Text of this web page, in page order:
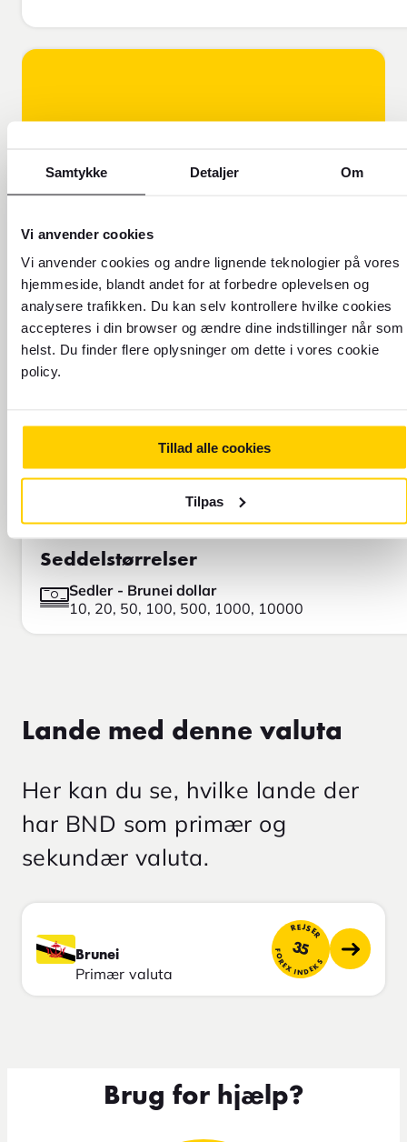
Samtykke Detaljer Om
Vi anvender cookies
Vi anvender cookies og andre lignende teknologier på vores
hjemmeside, blandt andet for at forbedre oplevelsen og
analysere trafikken. Du kan selv kontrollere hvilke cookies
accepteres i din browser og ændre dine indstillinger når som
helst. Du finder flere oplysninger om dette i vores cookie
policy.
Tillad alle cookies
Tilpas
FOREX FORKLARER!
Få flere oplysninger om, hvorfor
vores valutakurs er forskellig fra
den kurs, du ser online.
Seddelstørrelser
Sedler - Brunei dollar
10, 20, 50, 100, 500, 1000, 10000
Lande med denne valuta
Her kan du se, hvilke lande der
har BND som primær og
sekundær valuta.
Brunei
Primær valuta
REJSER
35
FOREX INDEKS
Brug for hjælp?